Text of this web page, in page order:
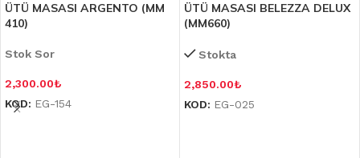
ÜTÜ MASASI ARGENTO (MM
410)
Stok Sor
2,300.00₺
KOD: EG-154
ÜTÜ MASASI BELEZZA DELUX
(MM660)
Stokta
2,850.00₺
KOD: EG-025